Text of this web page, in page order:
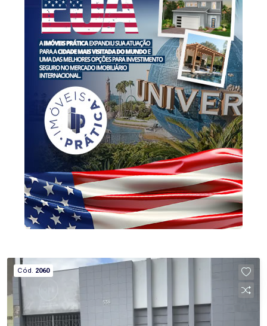
robusto e com enorme potencial, pronto para
atender diferentes estilos de vida e projetos.
Agende uma visita conosco!
Cód. 2060